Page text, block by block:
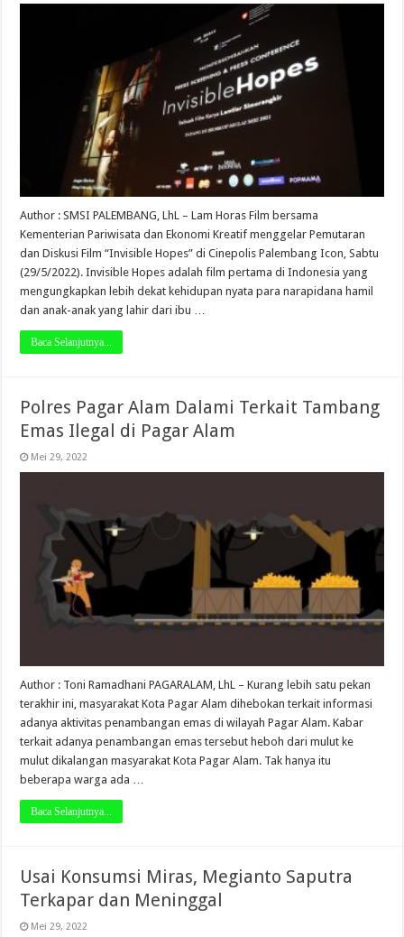
Author : SMSI PALEMBANG, LhL – Lam Horas Film bersama
Kementerian Pariwisata dan Ekonomi Kreatif menggelar Pemutaran
dan Diskusi Film “Invisible Hopes” di Cinepolis Palembang Icon, Sabtu
(29/5/2022). Invisible Hopes adalah film pertama di Indonesia yang
mengungkapkan lebih dekat kehidupan nyata para narapidana hamil
dan anak-anak yang lahir dari ibu …
Baca Selanjutnya...
Polres Pagar Alam Dalami Terkait Tambang
Emas Ilegal di Pagar Alam
Mei 29, 2022
Author : Toni Ramadhani PAGARALAM, LhL – Kurang lebih satu pekan
terakhir ini, masyarakat Kota Pagar Alam dihebokan terkait informasi
adanya aktivitas penambangan emas di wilayah Pagar Alam. Kabar
terkait adanya penambangan emas tersebut heboh dari mulut ke
mulut dikalangan masyarakat Kota Pagar Alam. Tak hanya itu
beberapa warga ada …
Baca Selanjutnya...
Usai Konsumsi Miras, Megianto Saputra
Terkapar dan Meninggal
Mei 29, 2022